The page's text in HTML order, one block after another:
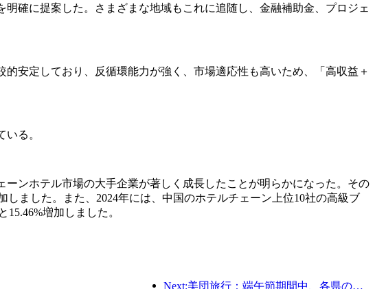
確に提案した。さまざまな地域もこれに追随し、金融補助金、プロジェ
安定しており、反循環能力が強く、市場適応性も高いため、「高収益＋
る。
ンホテル市場の大手企業が著しく成長したことが明らかになった。その
しました。また、2024年には、中国のホテルチェーン上位10社の高級ブ
増加しました。
Next:美団旅行：端午節期間中、各県の高級ホテルの予約が殺到、子供連れの家族が主力に